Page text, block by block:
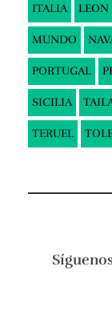
ITALIA LEON
MUNDO
PORTUGAL
SICILIA
TERUEL